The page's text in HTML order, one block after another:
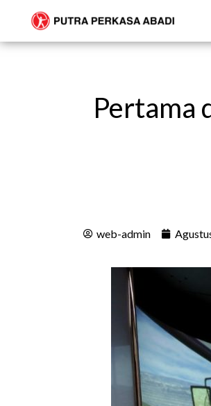
Pertama
web-admin